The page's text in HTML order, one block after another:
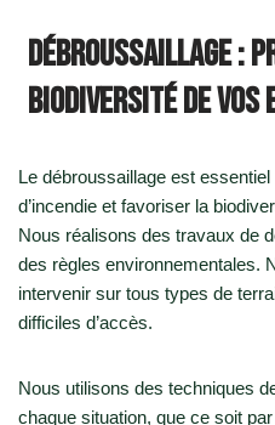
Débroussaillage :
biodiversité de vos
Le débroussaillage est
d’incendie et favoriser la
Nous réalisons des travaux de
des règles environnementales.
intervenir sur tous types de
difficiles d’accès.
Nous utilisons des techniques
chaque situation, que ce soit